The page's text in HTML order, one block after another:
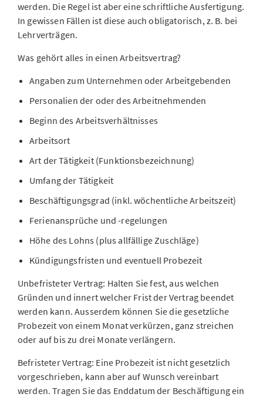
werden. Die Regel ist aber eine schriftliche Ausfertigung.
In gewissen Fällen ist diese auch obligatorisch, z. B. bei
Lehrverträgen.
Was gehört alles in einen Arbeitsvertrag?
Angaben zum Unternehmen oder Arbeitgebenden
Personalien der oder des Arbeitnehmenden
Beginn des Arbeitsverhältnisses
Arbeitsort
Art der Tätigkeit (Funktionsbezeichnung)
Umfang der Tätigkeit
Beschäftigungsgrad (inkl. wöchentliche Arbeitszeit)
Ferienansprüche und -regelungen
Höhe des Lohns (plus allfällige Zuschläge)
Kündigungsfristen und eventuell Probezeit
Unbefristeter Vertrag: Halten Sie fest, aus welchen
Gründen und innert welcher Frist der Vertrag beendet
werden kann. Ausserdem können Sie die gesetzliche
Probezeit von einem Monat verkürzen, ganz streichen
oder auf bis zu drei Monate verlängern.
Befristeter Vertrag: Eine Probezeit ist nicht gesetzlich
vorgeschrieben, kann aber auf Wunsch vereinbart
werden. Tragen Sie das Enddatum der Beschäftigung ein